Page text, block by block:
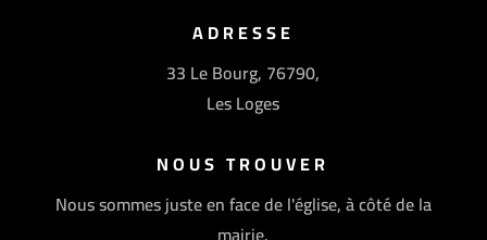
ADRESSE
33 Le Bourg, 76790,
Les Loges
NOUS TROUVER
Nous sommes juste en face de l'église, à côté de la